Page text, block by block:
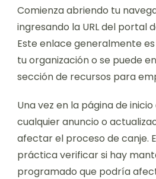
Comienza abriendo tu
ingresando la URL del portal
Este enlace generalmente
tu organización o se puede
sección de recursos para
Una vez en la página de
cualquier anuncio o
afectar el proceso de canje.
práctica verificar si hay
programado que podría